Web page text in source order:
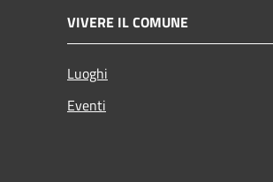
VIVERE IL COMUNE
Luoghi
Eventi